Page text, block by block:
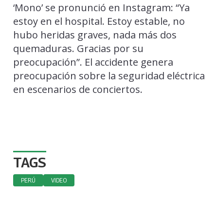
‘Mono’ se pronunció en Instagram: “Ya
estoy en el hospital. Estoy estable, no
hubo heridas graves, nada más dos
quemaduras. Gracias por su
preocupación”. El accidente genera
preocupación sobre la seguridad eléctrica
en escenarios de conciertos.
TAGS
PERÚ VIDEO